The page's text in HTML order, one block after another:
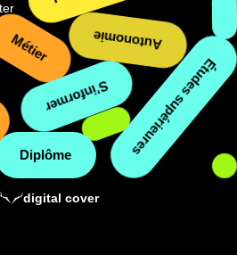
Formation
Diplôme Études supérieures
Métier
S’informer
Autonomie
digital cover